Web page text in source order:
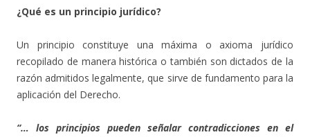
¿Qué es un principio jurídico?
Un principio constituye una máxima o axioma jurídico
recopilado de manera histórica o también son dictados de la
razón admitidos legalmente, que sirve de fundamento para la
aplicación del Derecho.
“… los principios pueden señalar contradicciones en el